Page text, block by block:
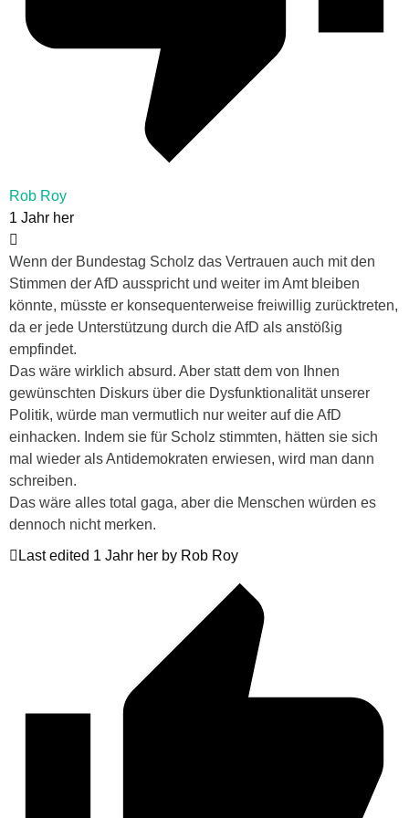
Rob Roy
1 Jahr her
Wenn der Bundestag Scholz das Vertrauen auch mit den
Stimmen der AfD ausspricht und weiter im Amt bleiben
könnte, müsste er konsequenterweise freiwillig zurücktreten,
da er jede Unterstützung durch die AfD als anstößig
empfindet.
Das wäre wirklich absurd. Aber statt dem von Ihnen
gewünschten Diskurs über die Dysfunktionalität unserer
Politik, würde man vermutlich nur weiter auf die AfD
einhacken. Indem sie für Scholz stimmten, hätten sie sich
mal wieder als Antidemokraten erwiesen, wird man dann
schreiben.
Das wäre alles total gaga, aber die Menschen würden es
dennoch nicht merken.
Last edited 1 Jahr her by Rob Roy